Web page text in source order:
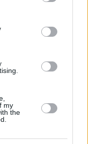
third-party tags to
in below Google
my
the
του
Τόνεϊ
σε κλαμπ στο Σόχο
για να μην